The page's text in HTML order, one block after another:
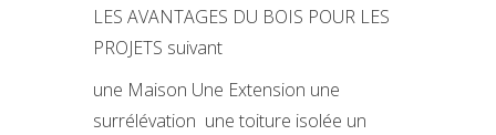
LES AVANTAGES DU BOIS POUR LES
PROJETS suivant
une Maison Une Extension une
surrélévation une toiture isolée un